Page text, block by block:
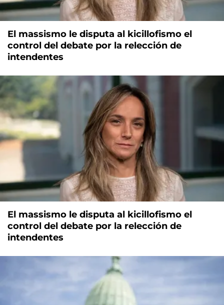
El massismo le disputa al kicillofismo el
control del debate por la relección de
intendentes
El massismo le disputa al kicillofismo el
control del debate por la relección de
intendentes